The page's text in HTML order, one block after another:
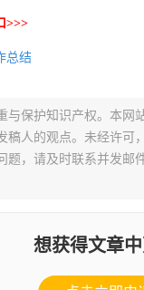
>>>
总结
与保护知识产权。本
稿人的观点。未经许
，请及时联系并发邮
想获得文章